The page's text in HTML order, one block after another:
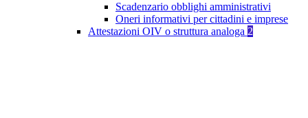
Scadenzario obblighi amministrativi
Oneri informativi per cittadini e imprese
Attestazioni OIV o struttura analoga 2